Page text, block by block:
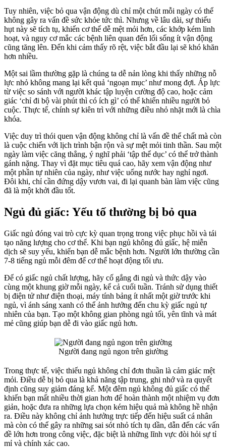
Tuy nhiên, việc bỏ qua vận động dù chỉ một chút mỗi ngày có thể
không gây ra vấn đề sức khỏe tức thì. Nhưng về lâu dài, sự thiếu
hụt này sẽ tích tụ, khiến cơ thể dễ mệt mỏi hơn, các khớp kém linh
hoạt, và nguy cơ mắc các bệnh liên quan đến lối sống ít vận động
cũng tăng lên. Đến khi cảm thấy rõ rệt, việc bắt đầu lại sẽ khó khăn
hơn nhiều.
Một sai lầm thường gặp là chúng ta dễ nản lòng khi thấy những nỗ
lực nhỏ không mang lại kết quả ‘ngoạn mục’ như mong đợi. Áp lực
từ việc so sánh với người khác tập luyện cường độ cao, hoặc cảm
giác ‘chỉ đi bộ vài phút thì có ích gì’ có thể khiến nhiều người bỏ
cuộc. Thực tế, chính sự kiên trì với những điều nhỏ nhặt mới là chìa
khóa.
Việc duy trì thói quen vận động không chỉ là vấn đề thể chất mà còn
là cuộc chiến với lịch trình bận rộn và sự mệt mỏi tinh thần. Sau một
ngày làm việc căng thẳng, ý nghĩ phải ‘tập thể dục’ có thể trở thành
gánh nặng. Thay vì đặt mục tiêu quá cao, hãy xem vận động như
một phần tự nhiên của ngày, như việc uống nước hay nghỉ ngơi.
Đôi khi, chỉ cần đứng dậy vươn vai, đi lại quanh bàn làm việc cũng
đã là một khởi đầu tốt.
Ngủ đủ giấc: Yếu tố thường bị bỏ qua
Giấc ngủ đóng vai trò cực kỳ quan trọng trong việc phục hồi và tái
tạo năng lượng cho cơ thể. Khi bạn ngủ không đủ giấc, hệ miễn
dịch sẽ suy yếu, khiến bạn dễ mắc bệnh hơn. Người lớn thường cần
7-8 tiếng ngủ mỗi đêm để cơ thể hoạt động tối ưu.
Để có giấc ngủ chất lượng, hãy cố gắng đi ngủ và thức dậy vào
cùng một khung giờ mỗi ngày, kể cả cuối tuần. Tránh sử dụng thiết
bị điện tử như điện thoại, máy tính bảng ít nhất một giờ trước khi
ngủ, vì ánh sáng xanh có thể ảnh hưởng đến chu kỳ giấc ngủ tự
nhiên của bạn. Tạo một không gian phòng ngủ tối, yên tĩnh và mát
mẻ cũng giúp bạn dễ đi vào giấc ngủ hơn.
Người đang ngủ ngon trên giường
Trong thực tế, việc thiếu ngủ không chỉ đơn thuần là cảm giác mệt
mỏi. Điều dễ bị bỏ qua là khả năng tập trung, ghi nhớ và ra quyết
định cũng suy giảm đáng kể. Một đêm ngủ không đủ giấc có thể
khiến bạn mất nhiều thời gian hơn để hoàn thành một nhiệm vụ đơn
giản, hoặc đưa ra những lựa chọn kém hiệu quả mà không hề nhận
ra. Điều này không chỉ ảnh hưởng trực tiếp đến hiệu suất cá nhân
mà còn có thể gây ra những sai sót nhỏ tích tụ dần, dẫn đến các vấn
đề lớn hơn trong công việc, đặc biệt là những lĩnh vực đòi hỏi sự tỉ
mỉ và chính xác cao.